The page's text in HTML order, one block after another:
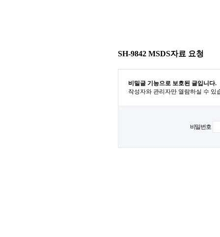
SH-9842 MSDS자료 요청
비밀글 기능으로 보호된 글입니다.
작성자와 관리자만 열람하실 수 있
비밀번호